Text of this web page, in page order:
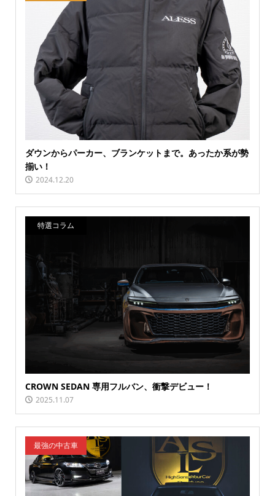
ダウンからパーカー、ブランケットまで。あったか系が勢
揃い！
2024.12.20
特選コラム
CROWN SEDAN 専用フルバン、衝撃デビュー！
2025.11.07
最強の中古車